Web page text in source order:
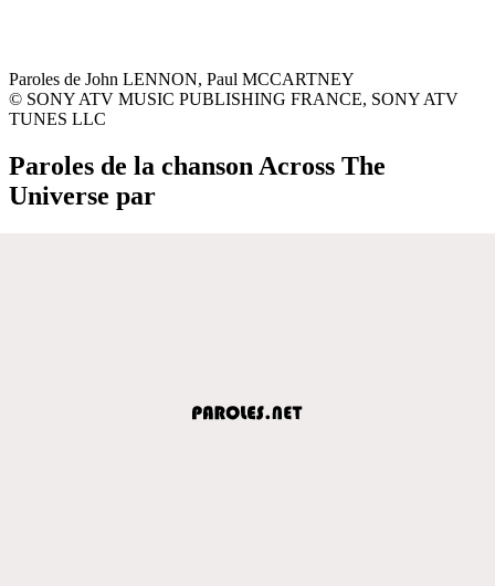
Paroles de John LENNON, Paul MCCARTNEY
© SONY ATV MUSIC PUBLISHING FRANCE, SONY ATV
TUNES LLC
Paroles de la chanson Across The
Universe par